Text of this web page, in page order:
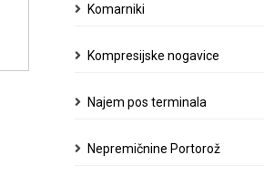
Komarniki
Kompresijske nogavice
Najem pos terminala
Nepremičnine Portorož